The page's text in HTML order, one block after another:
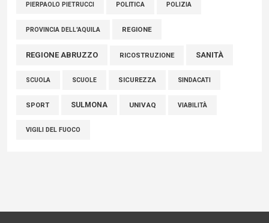
PIERPAOLO PIETRUCCI POLITICA POLIZIA
PROVINCIA DELL'AQUILA REGIONE
REGIONE ABRUZZO RICOSTRUZIONE SANITÀ
SCUOLA SCUOLE SICUREZZA SINDACATI
SPORT SULMONA UNIVAQ VIABILITÀ
VIGILI DEL FUOCO